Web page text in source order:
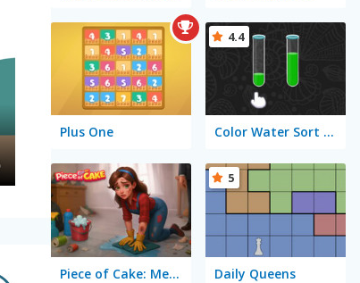
Plus One Color Water Sort 3D
4.4
Piece of Cake: Merge and Bake Daily Queens
5